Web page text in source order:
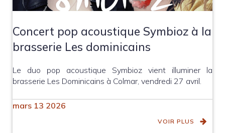
Concert pop acoustique Symbioz à la
brasserie Les dominicains
Le duo pop acoustique Symbioz vient illuminer la
brasserie Les Dominicains à Colmar, vendredi 27 avril.
mars 13 2026
VOIR PLUS